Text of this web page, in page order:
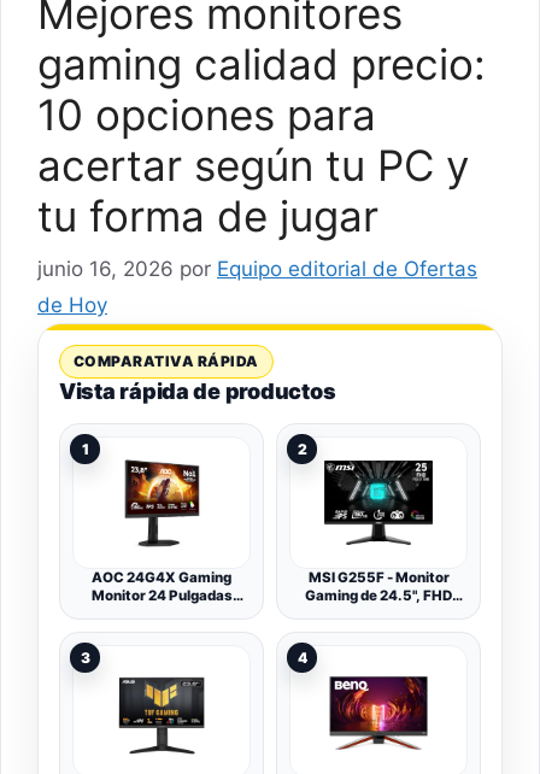
Mejores monitores
gaming calidad precio:
10 opciones para
acertar según tu PC y
tu forma de jugar
junio 16, 2026 por Equipo editorial de Ofertas
de Hoy
COMPARATIVA RÁPIDA
Vista rápida de productos
1
AOC 24G4X Gaming
Monitor 24 Pulgadas
1ms GtG, HDR10, G-Sync
Compatible, Altavoces,
(1920x1080 HDMI 2X
2.0) Negro
2
MSI G255F - Monitor
Gaming de 24.5", FHD
1ms, Adaptive-Sync,
Display Port 1.2a, HDMI
3 4